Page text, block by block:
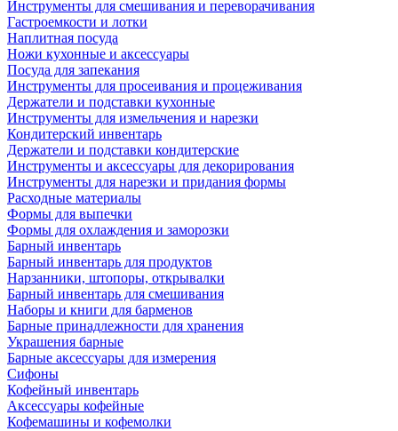
Инструменты для смешивания и переворачивания
Гастроемкости и лотки
Наплитная посуда
Ножи кухонные и аксессуары
Посуда для запекания
Инструменты для просеивания и процеживания
Держатели и подставки кухонные
Инструменты для измельчения и нарезки
Кондитерский инвентарь
Держатели и подставки кондитерские
Инструменты и аксессуары для декорирования
Инструменты для нарезки и придания формы
Расходные материалы
Формы для выпечки
Формы для охлаждения и заморозки
Барный инвентарь
Барный инвентарь для продуктов
Нарзанники, штопоры, открывалки
Барный инвентарь для смешивания
Наборы и книги для барменов
Барные принадлежности для хранения
Украшения барные
Барные аксессуары для измерения
Сифоны
Кофейный инвентарь
Аксессуары кофейные
Кофемашины и кофемолки